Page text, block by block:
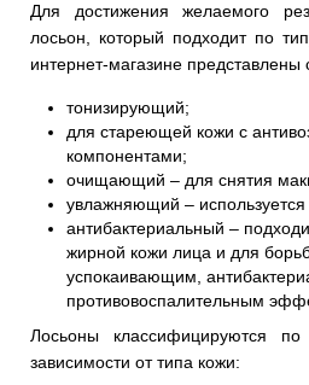
Для достижения желаемого
лосьон, который подходит по
интернет-магазине представлены
тонизирующий;
для стареющей кожи с
компонентами;
очищающий – для снятия
увлажняющий –
антибактериальный –
жирной кожи лица и для
успокаивающим,
противовоспалительным
Лосьоны классифицируются
зависимости от типа кожи: